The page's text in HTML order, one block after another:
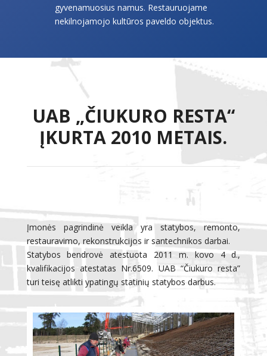
gyvenamuosius namus. Restauruojame
nekilnojamojo kultūros paveldo objektus.
UAB „ČIUKURO RESTA“
ĮKURTA 2010 METAIS.
Įmonės pagrindinė veikla yra statybos, remonto,
restauravimo, rekonstrukcijos ir santechnikos darbai.
Statybos bendrovė atestuota 2011 m. kovo 4 d.,
kvalifikacijos atestatas Nr.6509. UAB “Čiukuro resta”
turi teisę atlikti ypatingų statinių statybos darbus.